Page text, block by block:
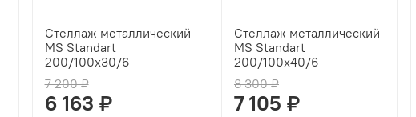
Стеллаж металлический
MS Standart
200/100x30/6
7 200 ₽
6 163 ₽
Стеллаж металлический
MS Standart
200/100x40/6
8 300 ₽
7 105 ₽